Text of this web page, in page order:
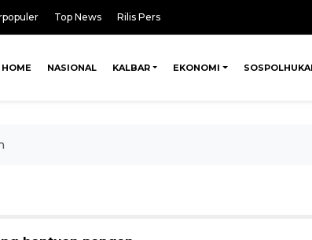
Top News Rilis Pers
HOME NASIONAL KALBAR EKONOMI